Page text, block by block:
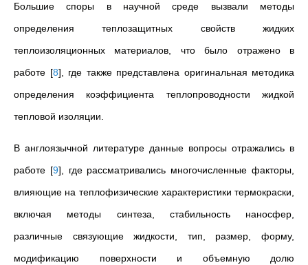
Большие споры в научной среде вызвали методы
определения теплозащитных свойств жидких
теплоизоляционных материалов, что было отражено в
работе [8] , где также представлена оригинальная методика
определения коэффициента теплопроводности жидкой
тепловой изоляции.
В англоязычной литературе данные вопросы отражались в
работе [9] , где рассматривались многочисленные факторы,
влияющие на теплофизические характеристики термокраски,
включая методы синтеза, стабильность наносфер,
различные связующие жидкости, тип, размер, форму,
модификацию поверхности и объемную долю